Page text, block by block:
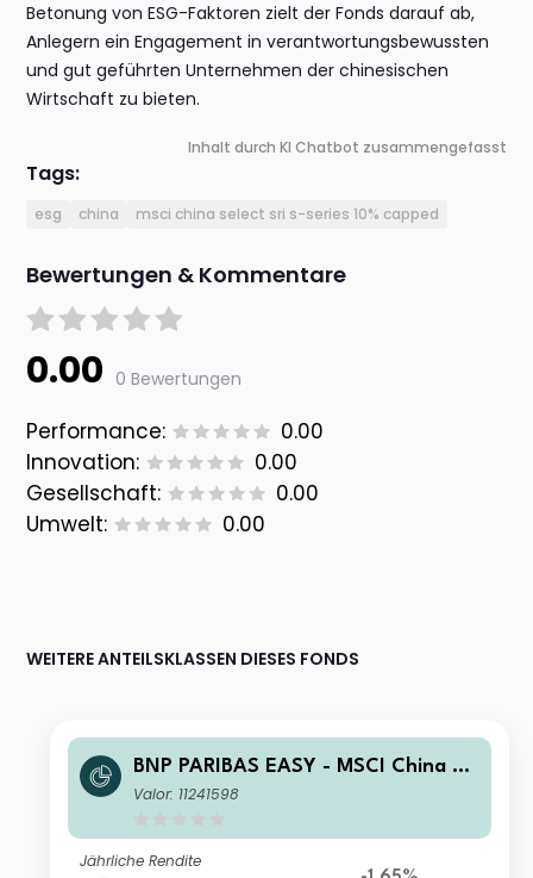
Betonung von ESG-Faktoren zielt der Fonds darauf ab,
Anlegern ein Engagement in verantwortungsbewussten
und gut geführten Unternehmen der chinesischen
Wirtschaft zu bieten.
Inhalt durch KI Chatbot zusammengefasst
Tags:
esg china msci china select sri s-series 10% capped
Bewertungen & Kommentare
0.00 0 Bewertungen
Performance:
0.00
Innovation:
0.00
Gesellschaft:
0.00
Umwelt:
0.00
WEITERE ANTEILSKLASSEN DIESES FONDS
BNP PARIBAS EASY - MSCI China Mi
n TE Track Classic EUR Capitalisatio
Valor: 11241598
Jährliche Rendite